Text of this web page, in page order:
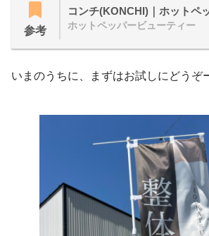
参考
コンチ(KONCHI)｜ホットペ
ホットペッパービューティー
いまのうちに、まずはお試しにどうぞ